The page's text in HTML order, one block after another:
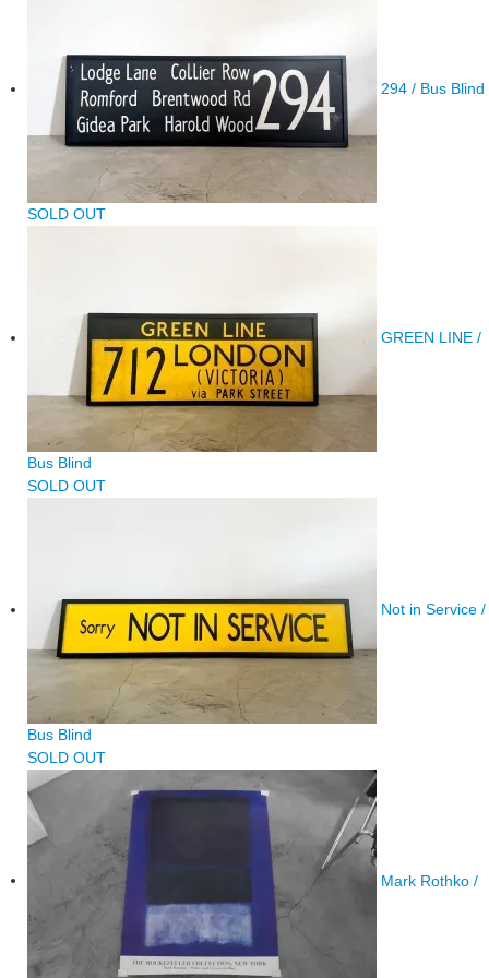
294 / Bus Blind
SOLD OUT
GREEN LINE /
Bus Blind
SOLD OUT
Not in Service /
Bus Blind
SOLD OUT
Mark Rothko /